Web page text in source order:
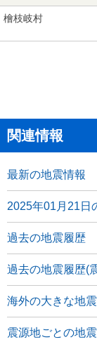
檜枝岐村
関連情報
最新の地震情報
2025年01月21日
過去の地震履歴
過去の地震履歴(
海外の大きな地震
震源地ごとの地